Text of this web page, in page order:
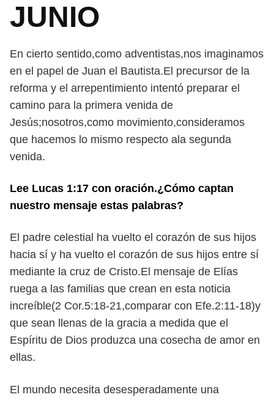
JUNIO
En cierto sentido,como adventistas,nos imaginamos
en el papel de Juan el Bautista.El precursor de la
reforma y el arrepentimiento intentó preparar el
camino para la primera venida de
Jesús;nosotros,como movimiento,consideramos
que hacemos lo mismo respecto ala segunda
venida.
Lee Lucas 1:17 con oración.¿Cómo captan
nuestro mensaje estas palabras?
El padre celestial ha vuelto el corazón de sus hijos
hacia sí y ha vuelto el corazón de sus hijos entre sí
mediante la cruz de Cristo.El mensaje de Elías
ruega a las familias que crean en esta noticia
increíble(2 Cor.5:18-21,comparar con Efe.2:11-18)y
que sean llenas de la gracia a medida que el
Espíritu de Dios produzca una cosecha de amor en
ellas.
El mundo necesita desesperadamente una